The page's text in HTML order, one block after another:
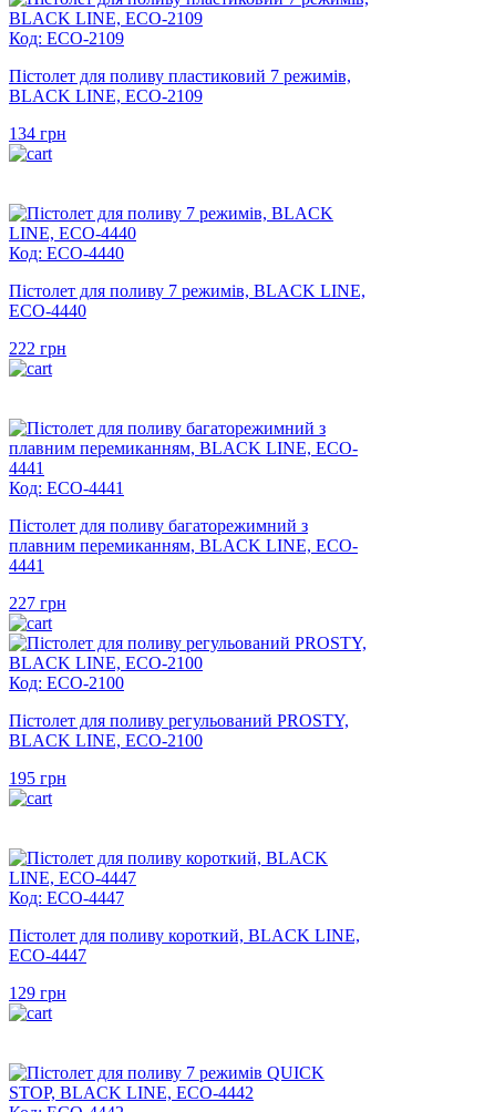
Код: ECO-2109
Пістолет для поливу пластиковий 7 режимів,
BLACK LINE, ECO-2109
134 грн
Код: ECO-4440
Пістолет для поливу 7 режимів, BLACK LINE,
ECO-4440
222 грн
Код: ECO-4441
Пістолет для поливу багаторежимний з
плавним перемиканням, BLACK LINE, ECO-
4441
227 грн
Код: ECO-2100
Пістолет для поливу регульований PROSTY,
BLACK LINE, ECO-2100
195 грн
Код: ECO-4447
Пістолет для поливу короткий, BLACK LINE,
ECO-4447
129 грн